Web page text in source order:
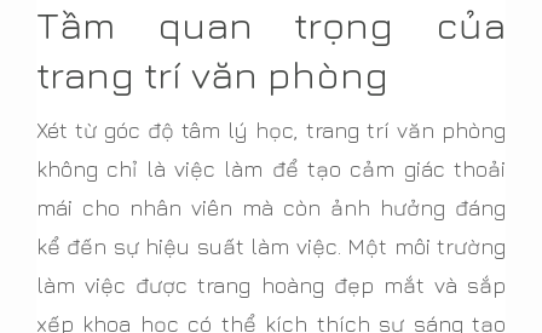
Tầm quan trọng của
trang trí văn phòng
Xét từ góc độ tâm lý học, trang trí văn phòng
không chỉ là việc làm để tạo cảm giác thoải
mái cho nhân viên mà còn ảnh hưởng đáng
kể đến sự hiệu suất làm việc. Một môi trường
làm việc được trang hoàng đẹp mắt và sắp
xếp khoa học có thể kích thích sự sáng tạo